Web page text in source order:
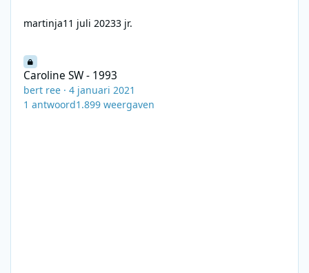
martinja11 juli 20233 jr.
Caroline SW - 1993
bert ree ·4 januari 2021
1 antwoord1.899 weergaven